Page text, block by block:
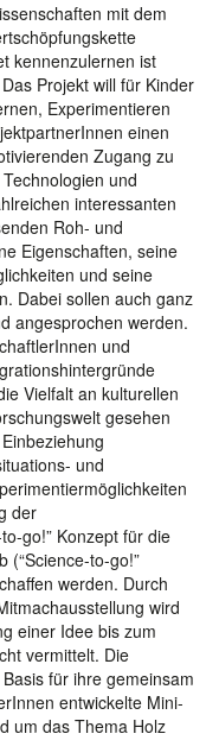
mit dem
kennenzulernen ist
Projekt will für Kinder
Experimentieren
einen
Zugang zu
und
interessanten
Roh- und
Eigenschaften, seine
und seine
Dabei sollen auch ganz
angesprochen werden.
und
Vielfalt an kulturellen
gesehen
und
der
go!” Konzept für die
(“Science-to-go!”
werden. Durch
wird
einer Idee bis zum
vermittelt. Die
für ihre gemeinsam
entwickelte Mini-
um das Thema Holz